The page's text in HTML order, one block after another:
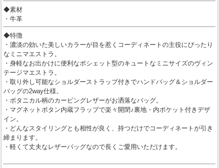
◆素材
・牛革
◆特徴
・濃淡の効いた美しいカラーが目を惹くコーディネートの主役にぴったり
なミニマエストラ。
・身軽なお出かけに便利なポシェット型のキュートなミニサイズのヴィン
テージマエストラ。
・取り外し可能なショルダーストラップ付きでハンドバッグ＆ショルダー
バッグの2way仕様。
・ボタニカル柄のカービングレザーがお洒落なバッグ。
・マグネットボタン内蔵フラップで楽々開閉♪裏地・内ポケット付きデザ
イン。
・どんなスタイリングとも相性が良く、持つだけでコーディネートが引き
締まります。
・軽くて丈夫なレザーバッグなので長くご愛用いただけます。